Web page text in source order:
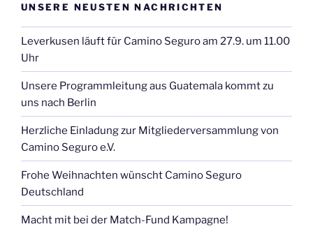
UNSERE NEUSTEN NACHRICHTEN
Leverkusen läuft für Camino Seguro am 27.9. um 11.00
Uhr
Unsere Programmleitung aus Guatemala kommt zu
uns nach Berlin
Herzliche Einladung zur Mitgliederversammlung von
Camino Seguro e.V.
Frohe Weihnachten wünscht Camino Seguro
Deutschland
Macht mit bei der Match-Fund Kampagne!